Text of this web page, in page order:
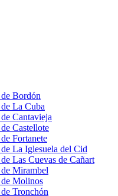
Bordón
La Cuba
Cantavieja
Castellote
Fortanete
La Iglesuela del Cid
Las Cuevas de Cañart
Mirambel
Molinos
Tronchón